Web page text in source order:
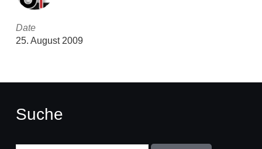
Date
25. August 2009
Suche